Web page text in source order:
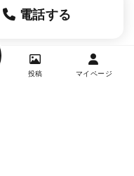
電話する
投稿 マイページ